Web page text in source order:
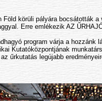
Föld körüli pályára bocsátották
Erre emlékezik AZ
program várja a hozzánk
Kutatóközpontjának
űrkutatás legújabb